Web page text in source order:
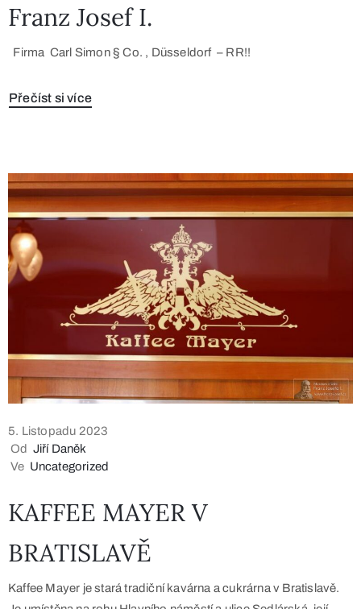
Franz Josef I.
Firma Carl Simon § Co. , Düsseldorf – RR!!
Přečíst si více
5. Listopadu 2023
Od Jiří Daněk
Ve Uncategorized
KAFFEE MAYER V
BRATISLAVĚ
Kaffee Mayer je stará tradiční kavárna a cukrárna v Bratislavě.